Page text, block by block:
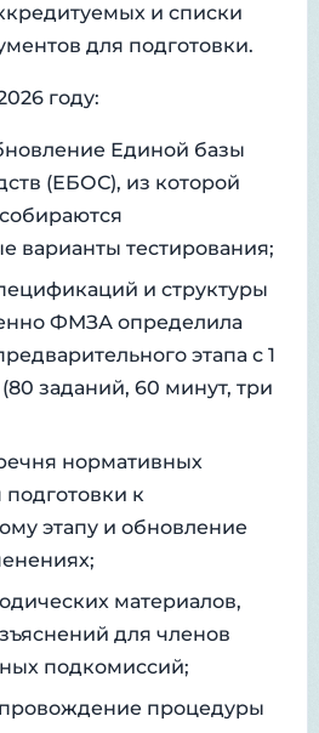
и списки
для подготовки.
году:
Единой базы
(ЕБОС), из которой
варианты тестирования;
и структуры
ФМЗА определила
этапа с 1
заданий, 60 минут, три
нормативных
подготовки к
этапу и обновление
материалов,
для членов
подкомиссий;
процедуры